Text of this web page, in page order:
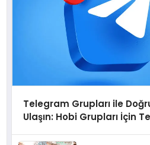
Telegram Grupları ile
Ulaşın: Hobi Grupları İçin